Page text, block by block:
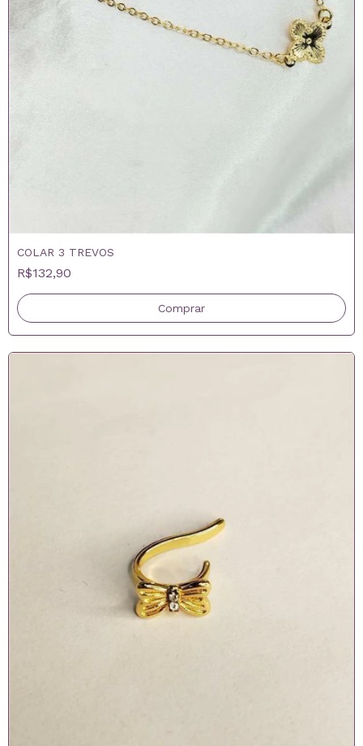
COLAR 3 TREVOS
R$132,90
Comprar